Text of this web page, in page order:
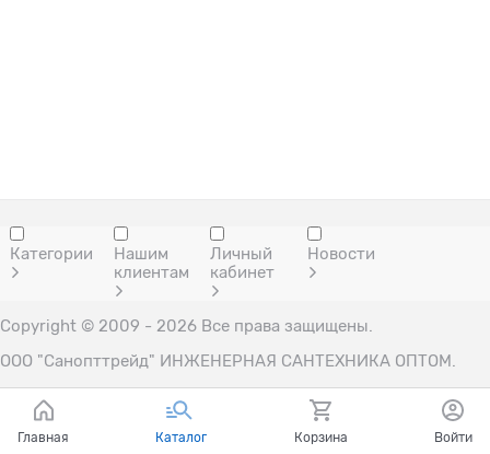
Категории
Нашим
клиентам
Личный
кабинет
Новости
Copyright © 2009 - 2026 Все права защищены.
ООО "Санопттрейд" ИНЖЕНЕРНАЯ САНТЕХНИКА ОПТОМ.
Главная Каталог Корзина Войти